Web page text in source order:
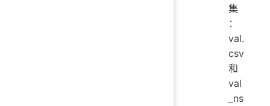
集
：
val.
csv
和
val
_ns